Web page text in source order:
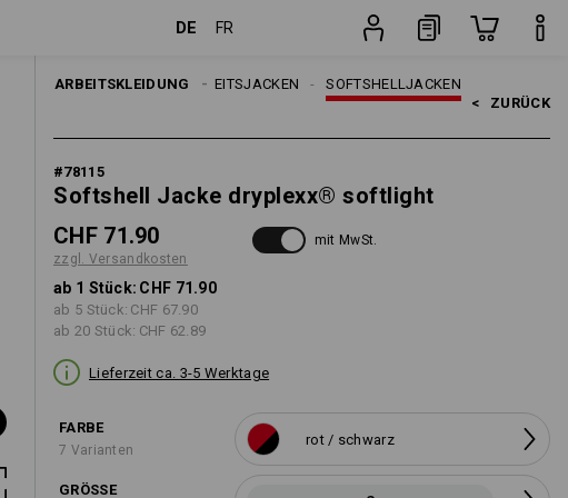
DE FR
ARBEITSKLEIDUNG SOFTSHELLJACKEN
ARBEITSJACKEN
HERREN
< ZURÜCK
#78115
Softshell Jacke dryplexx® softlight
CHF 71.90
zzgl. Versandkosten
mit MwSt.
ab 1 Stück: CHF 71.90
ab 5 Stück: CHF 67.90
ab 20 Stück: CHF 62.89
Lieferzeit ca. 3-5 Werktage
FARBE
7 Varianten
rot / schwarz
GRÖSSE